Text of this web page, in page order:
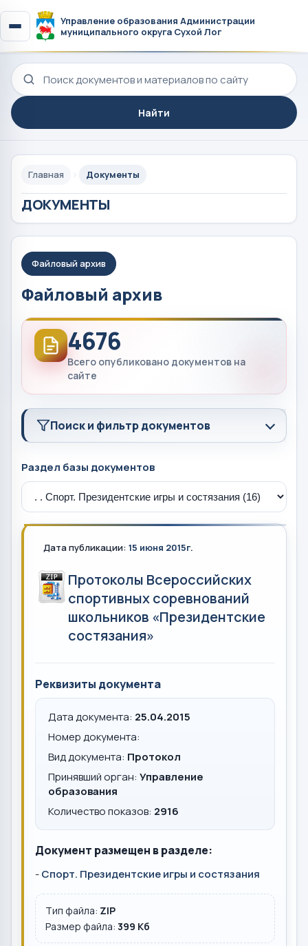
Управление образования Администрации
муниципального округа Сухой Лог
Поиск по сайту
Найти
Главная Документы
ДОКУМЕНТЫ
Файловый архив
Файловый архив
4676
Всего опубликовано документов на
сайте
Поиск и фильтр документов
Раздел базы документов
Дата публикации: 15 июня 2015г.
Протоколы Всероссийских
спортивных соревнований
школьников «Президентские
состязания»
Реквизиты документа
Дата документа: 25.04.2015
Номер документа:
Вид документа: Протокол
Принявший орган: Управление
образования
Количество показов: 2916
Документ размещен в разделе:
-Спорт. Президентские игры и состязания
Тип файла: ZIP
Размер файла: 399 Кб